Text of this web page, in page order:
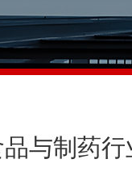
与制药